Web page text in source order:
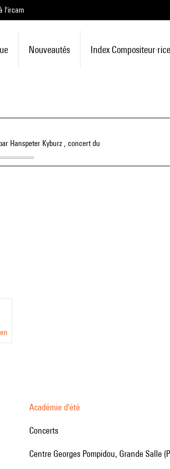
l'ircam
Nouveautés Index Compositeur·rice
Hanspeter Kyburz , concert du
Académie d'été
Concerts
Centre Georges Pompidou, Grande Salle